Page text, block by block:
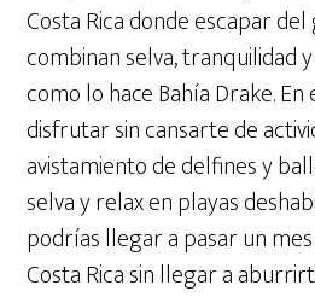
Costa Rica donde escapar
combinan selva, tranquilidad
como lo hace Bahía Drake.
disfrutar sin cansarte de
avistamiento de delfines y
selva y relax en playas
podrías llegar a pasar un
Costa Rica sin llegar a